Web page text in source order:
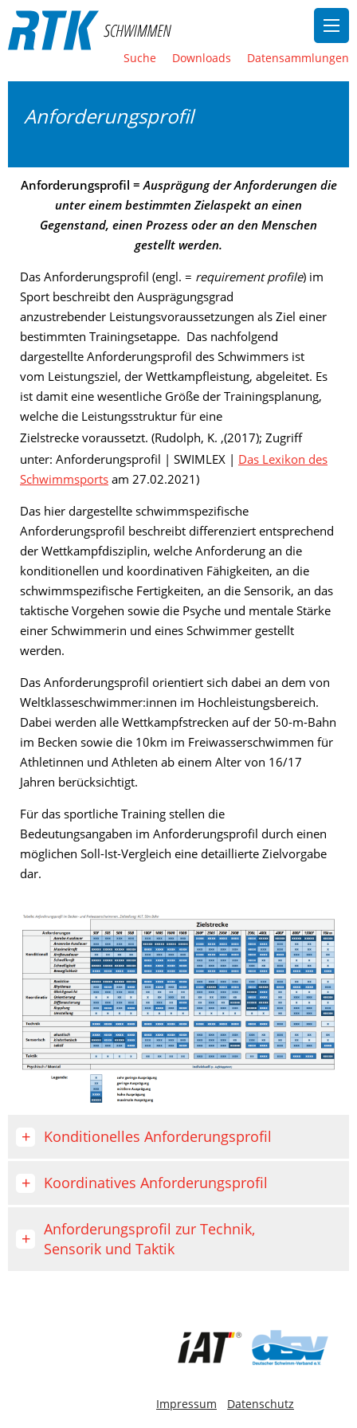
Suche Downloads Datensammlungen
Anforderungsprofil
Anforderungsprofil =Ausprägung der Anforderungen die
unter einem bestimmten Zielaspekt an einen
Gegenstand, einen Prozess oder an den Menschen
gestellt werden.
Das Anforderungsprofil (engl. = requirement profile) im
Sport beschreibt den Ausprägungsgrad
anzustrebender Leistungsvoraussetzungen als Ziel einer
bestimmten Trainingsetappe. Das nachfolgend
dargestellte Anforderungsprofil des Schwimmers ist
vom Leistungsziel, der Wettkampfleistung, abgeleitet. Es
ist damit eine wesentliche Größe der Trainingsplanung,
welche die Leistungsstruktur für eine
Zielstrecke voraussetzt. (Rudolph, K. ,(2017); Zugriff
unter: Anforderungsprofil | SWIMLEX | Das Lexikon des
Schwimmsports am 27.02.2021)
Das hier dargestellte schwimmspezifische
Anforderungsprofil beschreibt differenziert entsprechend
der Wettkampfdisziplin, welche Anforderung an die
konditionellen und koordinativen Fähigkeiten, an die
schwimmspezifische Fertigkeiten, an die Sensorik, an das
taktische Vorgehen sowie die Psyche und mentale Stärke
einer Schwimmerin und eines Schwimmer gestellt
werden.
Das Anforderungsprofil orientiert sich dabei an dem von
Weltklasseschwimmer:innen im Hochleistungsbereich.
Dabei werden alle Wettkampfstrecken auf der 50-m-Bahn
im Becken sowie die 10km im Freiwasserschwimmen für
Athletinnen und Athleten ab einem Alter von 16/17
Jahren berücksichtigt.
Für das sportliche Training stellen die
Bedeutungsangaben im Anforderungsprofil durch einen
möglichen Soll-Ist-Vergleich eine detaillierte Zielvorgabe
dar.
Konditionelles Anforderungsprofil
Koordinatives Anforderungsprofil
Anforderungsprofil zur Technik,
Sensorik und Taktik
Impressum Datenschutz